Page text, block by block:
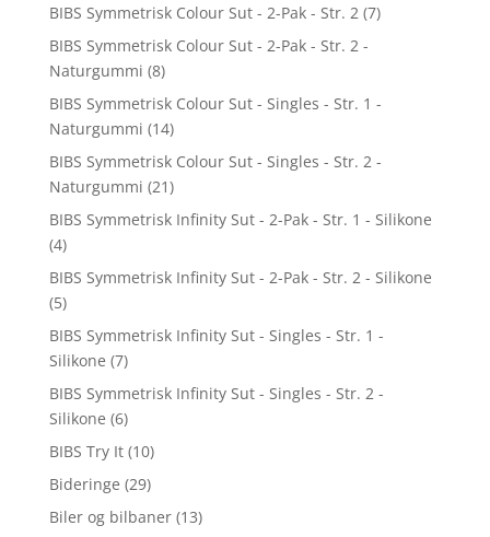
BIBS Symmetrisk Colour Sut - 2-Pak - Str. 2 (7)
BIBS Symmetrisk Colour Sut - 2-Pak - Str. 2 -
Naturgummi (8)
BIBS Symmetrisk Colour Sut - Singles - Str. 1 -
Naturgummi (14)
BIBS Symmetrisk Colour Sut - Singles - Str. 2 -
Naturgummi (21)
BIBS Symmetrisk Infinity Sut - 2-Pak - Str. 1 - Silikone
(4)
BIBS Symmetrisk Infinity Sut - 2-Pak - Str. 2 - Silikone
(5)
BIBS Symmetrisk Infinity Sut - Singles - Str. 1 -
Silikone (7)
BIBS Symmetrisk Infinity Sut - Singles - Str. 2 -
Silikone (6)
BIBS Try It (10)
Bideringe (29)
Biler og bilbaner (13)